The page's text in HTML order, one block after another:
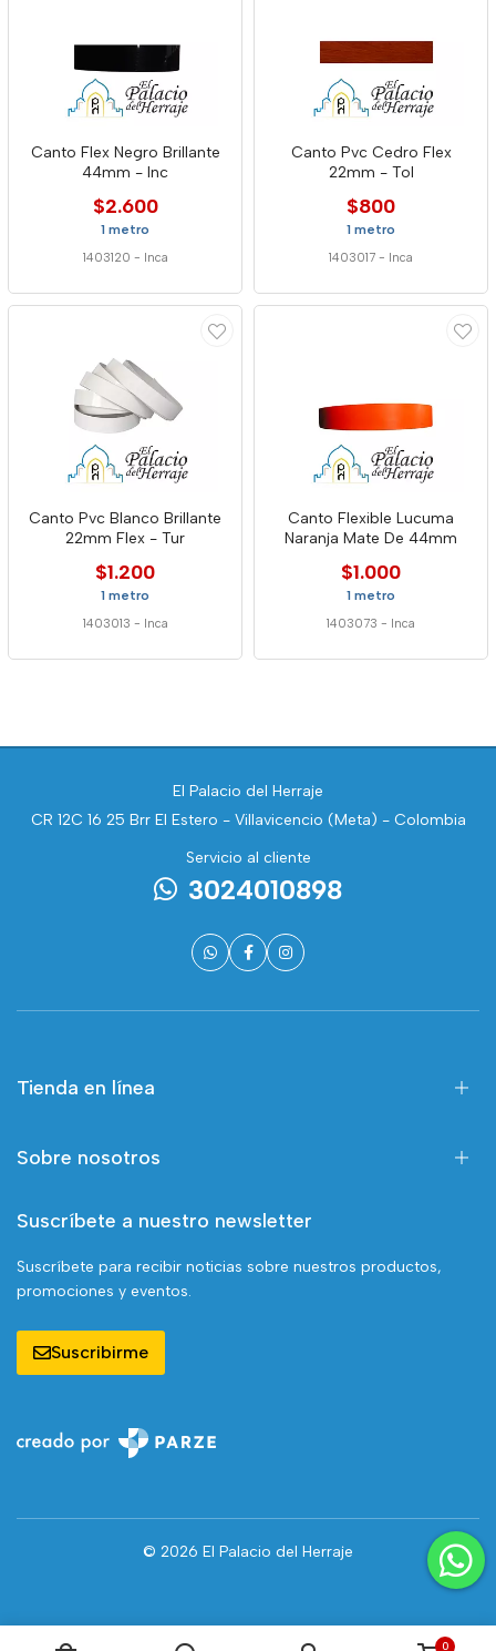
Canto Flex Negro Brillante
44mm - Inc
$2.600
1 metro
1403120 - Inca
Canto Pvc Cedro Flex
22mm - Tol
$800
1 metro
1403017 - Inca
Canto Pvc Blanco Brillante
22mm Flex - Tur
$1.200
1 metro
1403013 - Inca
Canto Flexible Lucuma
Naranja Mate De 44mm
$1.000
1 metro
1403073 - Inca
El Palacio del Herraje
CR 12C 16 25 Brr El Estero - Villavicencio (Meta) - Colombia
Servicio al cliente
3024010898
Tienda en línea
Sobre nosotros
Suscríbete a nuestro newsletter
Suscríbete para recibir noticias sobre nuestros productos,
promociones y eventos.
Suscribirme
© 2026 El Palacio del Herraje
0